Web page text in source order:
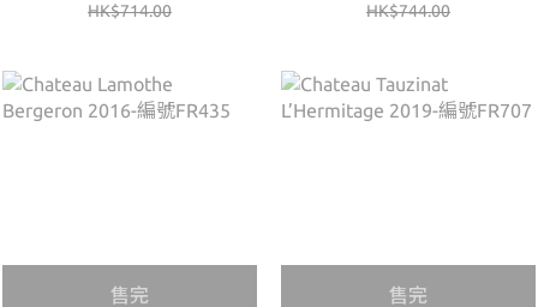
HK$714.00 HK$744.00
售完 售完